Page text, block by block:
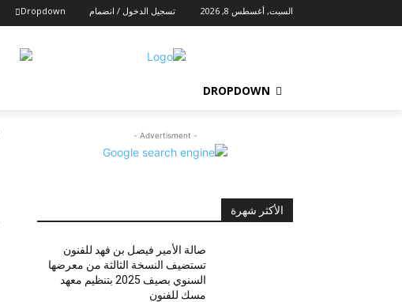
السبت, أغسطس 8, 2026 تسجيل الدخول / انضمام Dropdown
DROPDOWN
- Advertisment -
الأكثر شهرة
صالة الأمير فيصل بن فهد للفنون
تستضيف النسخة الثالثة من معرضها
السنوي بصيف 2025 بتنظيم معهد
مسك للفنون